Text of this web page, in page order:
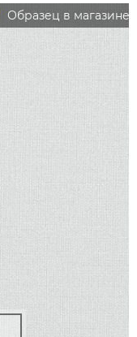
Образец в магазине